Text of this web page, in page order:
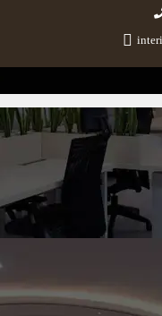
Estetika
Design & Build Consultant